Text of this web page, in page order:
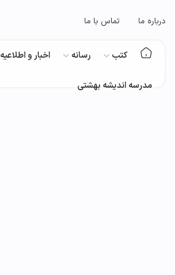
درباره ما تماس با ما
کتب رسانه اخبار و اطلاعیه
مدرسه اندیشه بهشتی